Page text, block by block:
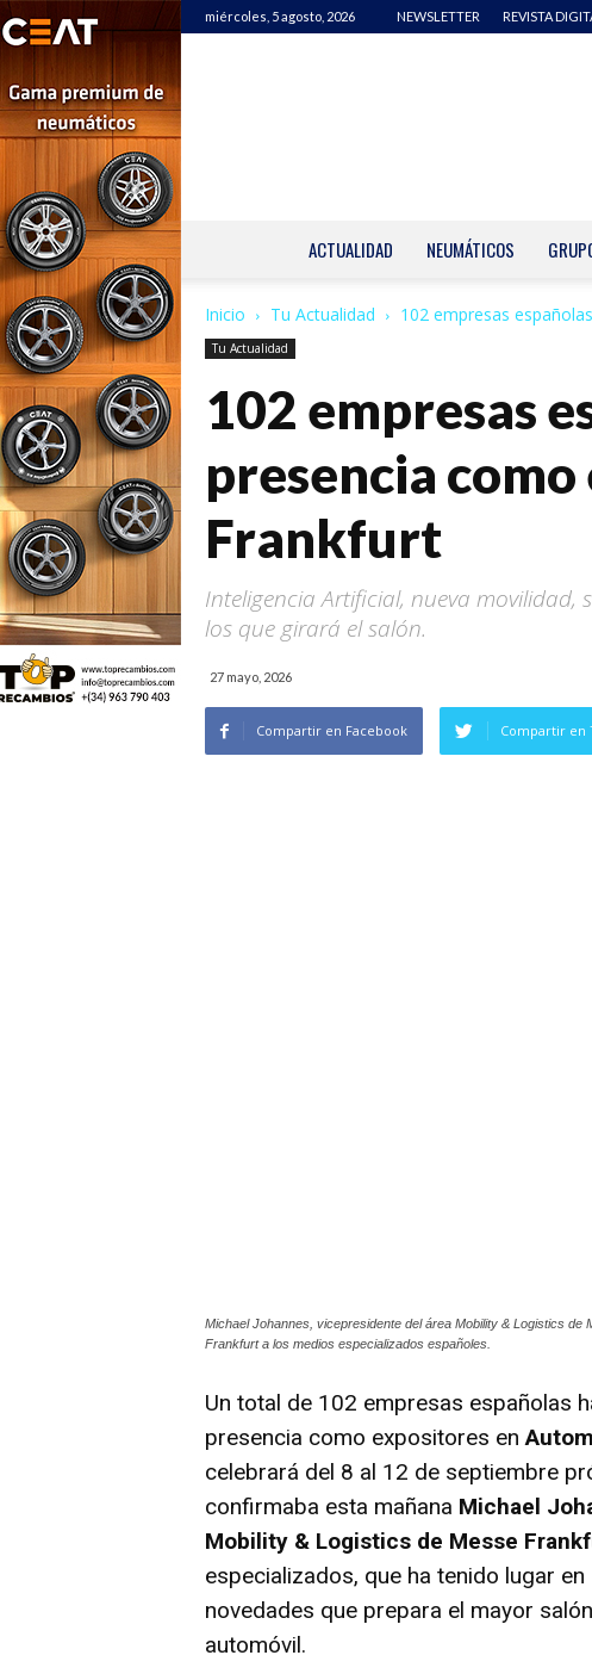
miércoles, 5 agosto, 2026 NEWSLETTER REVISTA
ACTUALIDAD NEUMÁTICOS
Inicio Tu Actualidad 102 empresas
Tu Actualidad
102 empresas
presencia
Frankfurt
Inteligencia Artificial, nueva movilidad,
los que girará el salón.
27 mayo, 2026
Compartir en Facebook Compartir en
Michael Johannes, vicepresidente del área Mobility & Logistics
Frankfurt a los medios especializados españoles.
Un total de 102 empresas españolas
presencia como expositores en
celebrará del 8 al 12 de septiembre
confirmaba esta mañana Michael
Mobility & Logistics de Messe
especializados, que ha tenido lugar
novedades que prepara el mayor
automóvil.